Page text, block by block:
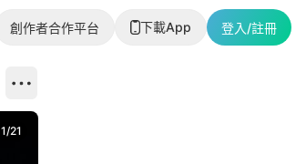
創作者合作平台 下載App 登入/註冊
1/21